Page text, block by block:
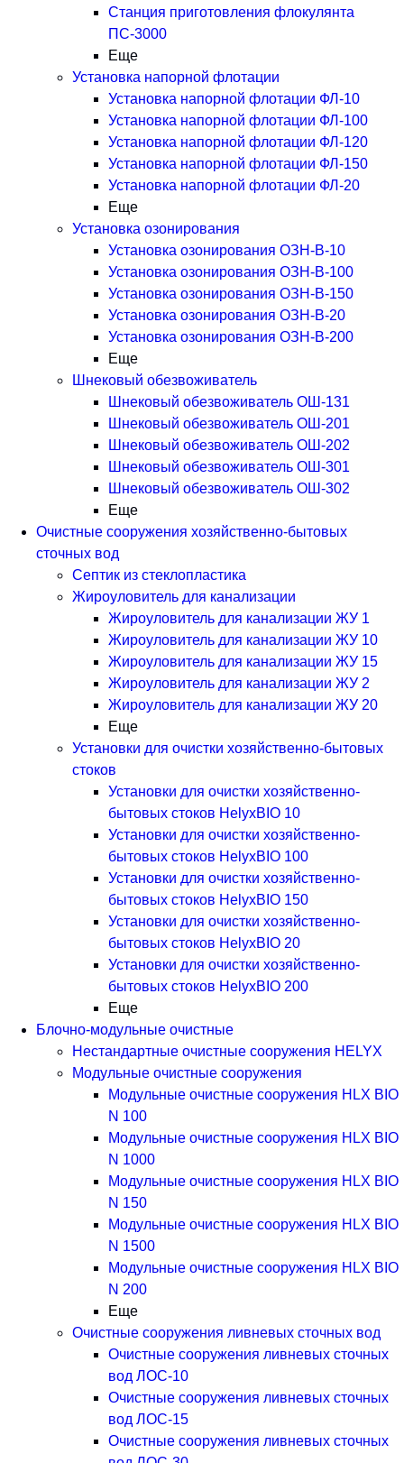
Станция приготовления флокулянта
ПС-3000
Еще
Установка напорной флотации
Установка напорной флотации ФЛ-10
Установка напорной флотации ФЛ-100
Установка напорной флотации ФЛ-120
Установка напорной флотации ФЛ-150
Установка напорной флотации ФЛ-20
Еще
Установка озонирования
Установка озонирования ОЗН-В-10
Установка озонирования ОЗН-В-100
Установка озонирования ОЗН-В-150
Установка озонирования ОЗН-В-20
Установка озонирования ОЗН-В-200
Еще
Шнековый обезвоживатель
Шнековый обезвоживатель ОШ-131
Шнековый обезвоживатель ОШ-201
Шнековый обезвоживатель ОШ-202
Шнековый обезвоживатель ОШ-301
Шнековый обезвоживатель ОШ-302
Еще
Очистные сооружения хозяйственно-бытовых
сточных вод
Септик из стеклопластика
Жироуловитель для канализации
Жироуловитель для канализации ЖУ 1
Жироуловитель для канализации ЖУ 10
Жироуловитель для канализации ЖУ 15
Жироуловитель для канализации ЖУ 2
Жироуловитель для канализации ЖУ 20
Еще
Установки для очистки хозяйственно-бытовых
стоков
Установки для очистки хозяйственно-
бытовых стоков HelyxBIO 10
Установки для очистки хозяйственно-
бытовых стоков HelyxBIO 100
Установки для очистки хозяйственно-
бытовых стоков HelyxBIO 150
Установки для очистки хозяйственно-
бытовых стоков HelyxBIO 20
Установки для очистки хозяйственно-
бытовых стоков HelyxBIO 200
Еще
Блочно-модульные очистные
Нестандартные очистные сооружения HELYX
Модульные очистные сооружения
Модульные очистные сооружения HLX BIO
N 100
Модульные очистные сооружения HLX BIO
N 1000
Модульные очистные сооружения HLX BIO
N 150
Модульные очистные сооружения HLX BIO
N 1500
Модульные очистные сооружения HLX BIO
N 200
Еще
Очистные сооружения ливневых сточных вод
Очистные сооружения ливневых сточных
вод ЛОС-10
Очистные сооружения ливневых сточных
вод ЛОС-15
Очистные сооружения ливневых сточных